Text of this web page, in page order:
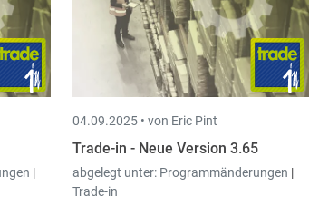
korrigieren.
|
04.09.2025 • von Eric Pint
Trade-in - Neue Version 3.65
abgelegt unter: Programmänderungen |
Trade-in